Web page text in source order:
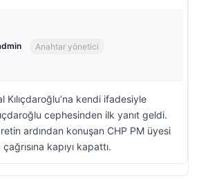
Anahtar yönetici
Kılıçdaroğlu’na kendi ifadesiyle
cephesinden ilk yanıt geldi.
ardından konuşan CHP PM üyesi
kapıyı kapattı.